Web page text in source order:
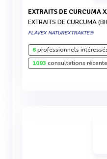
EXTRAITS DE CURCUMA
EXTRAITS DE CURCUMA
FLAVEX NATUREXTRAKTE®
6professionnels
1093 consultations